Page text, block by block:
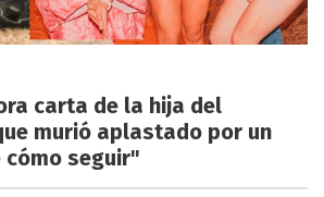
carta de la hija del
murió aplastado por un
seguir"